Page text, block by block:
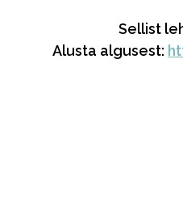
Sellist
Alusta algusest: